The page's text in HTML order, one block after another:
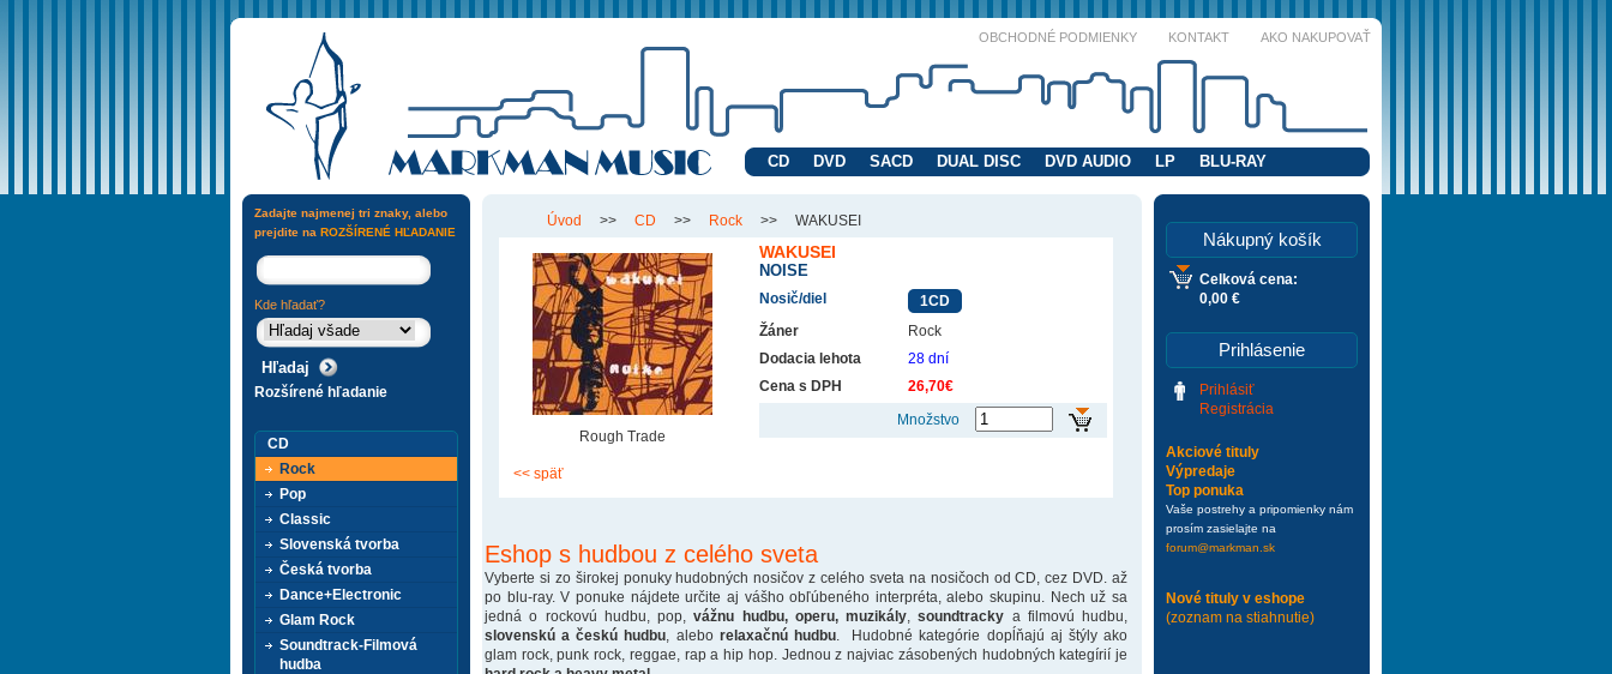
OBCHODNÉ PODMIENKY KONTAKT AKO NAKUPOVAŤ
CD DVD SACD DUAL DISC DVD AUDIO LP BLU-RAY
Úvod >> CD >> Rock >> WAKUSEI
Rough Trade
WAKUSEI
NOISE
Nosič/diel
1CD
Žáner
Rock
Dodacia lehota
28 dní
Cena s DPH
26,70€
Množstvo
<< späť
Eshop s hudbou z celého sveta
Vyberte si zo širokej ponuky hudobných nosičov z celého sveta na nosičoch od CD, cez DVD. až
po blu-ray. V ponuke nájdete určite aj vášho obľúbeného interpréta, alebo skupinu. Nech už sa
jedná o rockovú hudbu, pop,vážnu hudbu, operu, muzikály ,soundtracky a filmovú hudbu,
slovenskú a českú hudbu , alebo relaxačnú hudbu. Hudobné kategórie dopĺňajú aj štýly ako
glam rock, punk rock, reggae, rap a hip hop. Jednou z najviac zásobených hudobných kategírií je
Nákupný košík
Celková cena:
0,00 €
Prihlásenie
Prihlásiť
Registrácia
Akciové tituly
Výpredaje
Top ponuka
Vaše postrehy a pripomienky nám
prosím zasielajte na
forum@markman.sk
Nové tituly v eshope
(zoznam na stiahnutie)
Zadajte najmenej tri znaky, alebo
prejdite na ROZŠÍRENÉ HĽADANIE
Kde hľadať?
Rozšírené hľadanie
CD
Rock
Pop
Classic
Slovenská tvorba
Česká tvorba
Dance+Electronic
Glam Rock
Soundtrack-Filmová
hudba